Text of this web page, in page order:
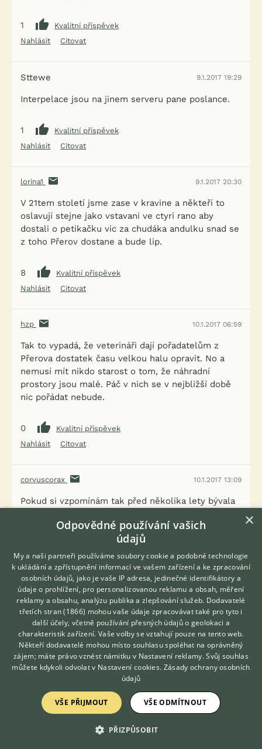
1
Kvalitní příspěvek
Nahlásit
Citovat
Sttewe 9.1.2017 19:29
Interpelace jsou na jinem serveru pane poslance.
1
Kvalitní příspěvek
Nahlásit
Citovat
lorina1 9.1.2017 20:30
V 21tem století jsme zase v kravine a někteří to
oslavují stejne jako vstavani ve ctyri rano aby
dostali o petikačku vic za chudáka andulku snad se
z toho Přerov dostane a bude lip.
8
Kvalitní příspěvek
Nahlásit
Citovat
hzp 10.1.2017 06:59
Tak to vypadá, že veterináři dají pořadatelům z
Přerova dostatek času velkou halu opravit. No a
nemusí mít nikdo starost o tom, že náhradní
prostory jsou malé. Páč v nich se v nejbližší době
nic pořádat nebude.
0
Kvalitní příspěvek
Nahlásit
Citovat
corvuscorax 10.1.2017 13:09
Pokud si vzpomínám tak před několika lety bývala
to nebyla zdaleka tak upravená jako vidím na
fotkách dnes. Pak se chovatelé namlsali na větší
halu a zase jim tam začalo být zima, nevhodné
prostory a blablabla. Já si myslím, že kdyby se
konaly burzy ve Vladislavském sále, tak by se opět
našel nějaká šťoural, co by hledal chyby.
Kvalitní příspěvek
Nahlásit
Citovat
10.1.2017 16:34
corvuscorax napsal(a):
Pokud si vzpomínám tak před několika lety
bývala burza právě v této hale a všichni bylo
Hledáte zvířecího kamaráda?
Zdarma vám poradí
VETERINÁŘ ONLINE
KONZULTOVAT S
VETERINÁŘEM
×
Odpovědné používání vašich
údajů
My a naši partneři používáme soubory cookie a podobné technologie
k ukládání a zpřístupnění informací ve vašem zařízení a ke zpracování
osobních údajů, jako je vaše IP adresa, jedinečné identifikátory a
údaje o prohlížení, pro personalizovanou reklamu a obsah, měření
reklamy a obsahu, analýzu publika a zlepšování služeb. Dodavatelé
třetích stran (1866) mohou vaše údaje zpracovávat také pro tyto i
další účely, včetně používání přesných údajů o geolokaci a
charakteristik zařízení. Vaše volby se vztahují pouze na tento web.
Někteří dodavatelé mohou místo souhlasu spoléhat na oprávněný
zájem; máte právo vznést námitku v Nastavení reklamy. Svůj souhlas
můžete kdykoli odvolat v Nastavení cookies. Zásady ochrany osobních
údajů
VŠE PŘIJMOUT VŠE ODMÍTNOUT
PŘIZPŮSOBIT